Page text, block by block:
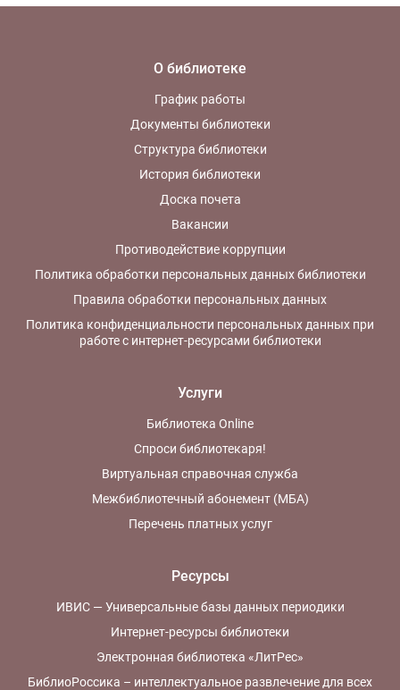
О библиотеке
График работы
Документы библиотеки
Структура библиотеки
История библиотеки
Доска почета
Вакансии
Противодействие коррупции
Политика обработки персональных данных библиотеки
Правила обработки персональных данных
Политика конфиденциальности персональных данных при
работе с интернет-ресурсами библиотеки
Услуги
Библиотека Online
Спроси библиотекаря!
Виртуальная справочная служба
Межбиблиотечный абонемент (МБА)
Перечень платных услуг
Ресурсы
ИВИС — Универсальные базы данных периодики
Интернет-ресурсы библиотеки
Электронная библиотека «ЛитРес»
БиблиоРоссика – интеллектуальное развлечение для всех